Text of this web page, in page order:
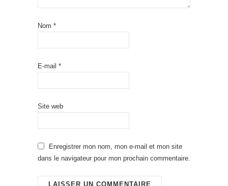
Nom *
E-mail *
Site web
Enregistrer mon nom, mon e-mail et mon site
dans le navigateur pour mon prochain commentaire.